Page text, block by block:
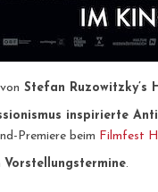
von Stefan Ruzowitzky’s
inspirierte
Premiere beim Filmfest
Vorstellungstermine.